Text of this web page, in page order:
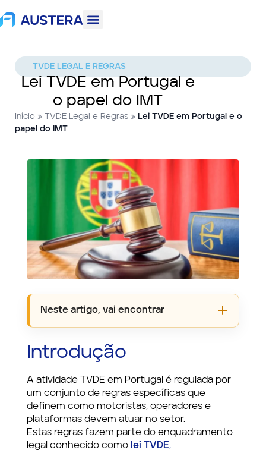
TVDE LEGAL E REGRAS
Lei TVDE em Portugal e
o papel do IMT
Início » TVDE Legal e Regras » Lei TVDE em Portugal e o
papel do IMT
Neste artigo, vai encontrar
Introdução
A atividade TVDE em Portugal é regulada por
um conjunto de regras específicas que
definem como motoristas, operadores e
plataformas devem atuar no setor.
Estas regras fazem parte do enquadramento
legal conhecido como lei TVDE,